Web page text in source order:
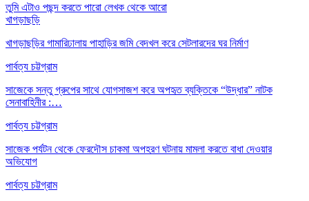
তুমি এটাও পছন্দ করতে পারো লেখক থেকে আরো
খাগড়াছড়ি
খাগড়াছড়ির গামারিঢালায় পাহাড়ির জমি বেদখল করে সেটলারদের ঘর নির্মাণ
পার্বত্য চট্টগ্রাম
সাজেকে সন্তু গ্রুপের সাথে যোগসাজশ করে অপহৃত ব্যক্তিকে “উদ্ধার” নাটক
সেনাবাহিনীর :…
পার্বত্য চট্টগ্রাম
সাজেক পর্যটন থেকে ফেরদৌস চাকমা অপহরণ ঘটনায় মামলা করতে বাধা দেওয়ার
অভিযোগ
পার্বত্য চট্টগ্রাম